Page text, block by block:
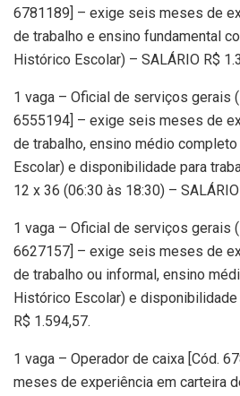
6781189] – exige seis meses de
de trabalho e ensino fundamental
Histórico Escolar) – SALÁRIO R$
1 vaga – Oficial de serviços gerais
6555194] – exige seis meses de
de trabalho, ensino médio
Escolar) e disponibilidade para
12 x 36 (06:30 às 18:30) –
1 vaga – Oficial de serviços gerais
6627157] – exige seis meses de
de trabalho ou informal, ensino
Histórico Escolar) e
R$ 1.594,57.
1 vaga – Operador de caixa [Cód.
meses de experiência em carteira